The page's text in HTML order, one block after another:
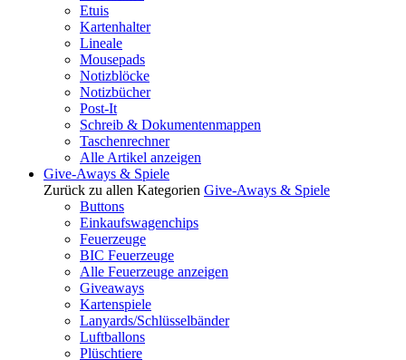
Etuis
Kartenhalter
Lineale
Mousepads
Notizblöcke
Notizbücher
Post-It
Schreib & Dokumentenmappen
Taschenrechner
Alle Artikel anzeigen
Give-Aways & Spiele
Zurück zu allen Kategorien Give-Aways & Spiele
Buttons
Einkaufswagenchips
Feuerzeuge
BIC Feuerzeuge
Alle Feuerzeuge anzeigen
Giveaways
Kartenspiele
Lanyards/Schlüsselbänder
Luftballons
Plüschtiere